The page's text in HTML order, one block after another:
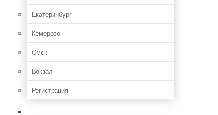
Екатеринбург
Кемерово
Омск
Вокзал
Регистрация